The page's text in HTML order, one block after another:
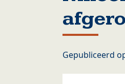
Gepubliceerd